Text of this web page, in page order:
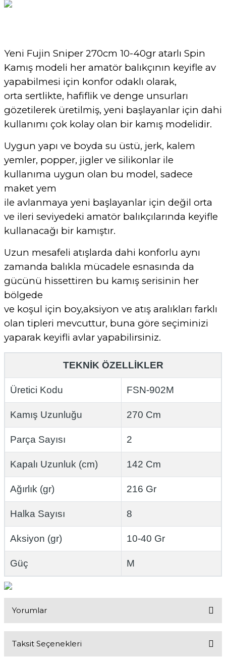
Yeni Fujin Sniper 270cm 10-40gr atarlı Spin
Kamış modeli her amatör balıkçının keyifle av
yapabilmesi için konfor odaklı olarak,
orta sertlikte, hafiflik ve denge unsurları
gözetilerek üretilmiş, yeni başlayanlar için dahi
kullanımı çok kolay olan bir kamış modelidir.
Uygun yapı ve boyda su üstü, jerk, kalem
yemler, popper, jigler ve silikonlar ile
kullanıma uygun olan bu model, sadece
maket yem
ile avlanmaya yeni başlayanlar için değil orta
ve ileri seviyedeki amatör balıkçılarında keyifle
kullanacağı bir kamıştır.
Uzun mesafeli atışlarda dahi konforlu aynı
zamanda balıkla mücadele esnasında da
gücünü hissettiren bu kamış serisinin her
bölgede
ve koşul için boy,aksiyon ve atış aralıkları farklı
olan tipleri mevcuttur, buna göre seçiminizi
yaparak keyifli avlar yapabilirsiniz.
TEKNİK ÖZELLİKLER
Üretici Kodu FSN-902M
Kamış Uzunluğu 270 Cm
Parça Sayısı 2
Kapalı Uzunluk (cm) 142 Cm
Ağırlık (gr) 216 Gr
Halka Sayısı 8
Aksiyon (gr) 10-40 Gr
Güç M
Yorumlar
Taksit Seçenekleri